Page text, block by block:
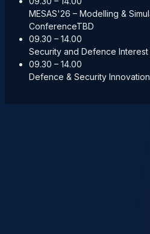
MESAS'26 – Modelling &
ConferenceTBD
09.30 – 14.00
Security and Defence
09.30 – 14.00
Defence & Security